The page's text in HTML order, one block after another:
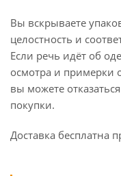
Вы вскрываете
целостность и
Если речь идёт об
осмотра и примерки
вы можете
покупки.
Доставка бесплатна